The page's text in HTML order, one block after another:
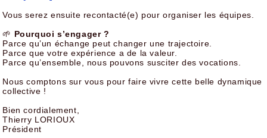
Vous serez ensuite recontacté(e) pour organiser les équipes.
🌱 Pourquoi s’engager ?
Parce qu’un échange peut changer une trajectoire.
Parce que votre expérience a de la valeur.
Parce qu’ensemble, nous pouvons susciter des vocations.
Nous comptons sur vous pour faire vivre cette belle dynamique
collective !
Bien cordialement,
Thierry LORIOUX
Président